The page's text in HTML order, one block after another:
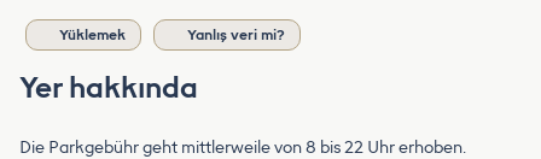
Yüklemek Yanlış veri mi?
Yer hakkında
Die Parkgebühr geht mittlerweile von 8 bis 22 Uhr erhoben.